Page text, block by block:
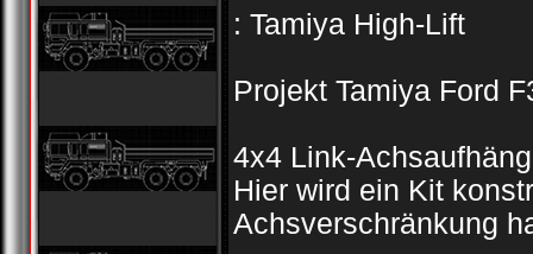
: Tamiya High-Lift
Projekt Tamiya Ford
4x4 Link-
Hier wird ein Kit
Achsverschränkung